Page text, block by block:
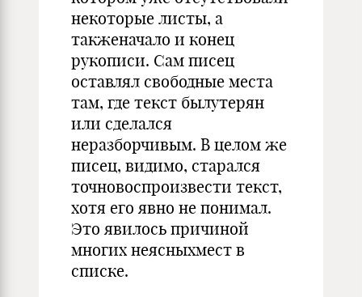
некоторые листы, а
такженачало и конец
рукописи. Сам писец
оставлял свободные места
там, где текст былутерян
или сделался
неразборчивым. В целом же
писец, видимо, старался
точновоспроизвести текст,
хотя его явно не понимал.
Это явилось причиной
многих неясныхмест в
списке.